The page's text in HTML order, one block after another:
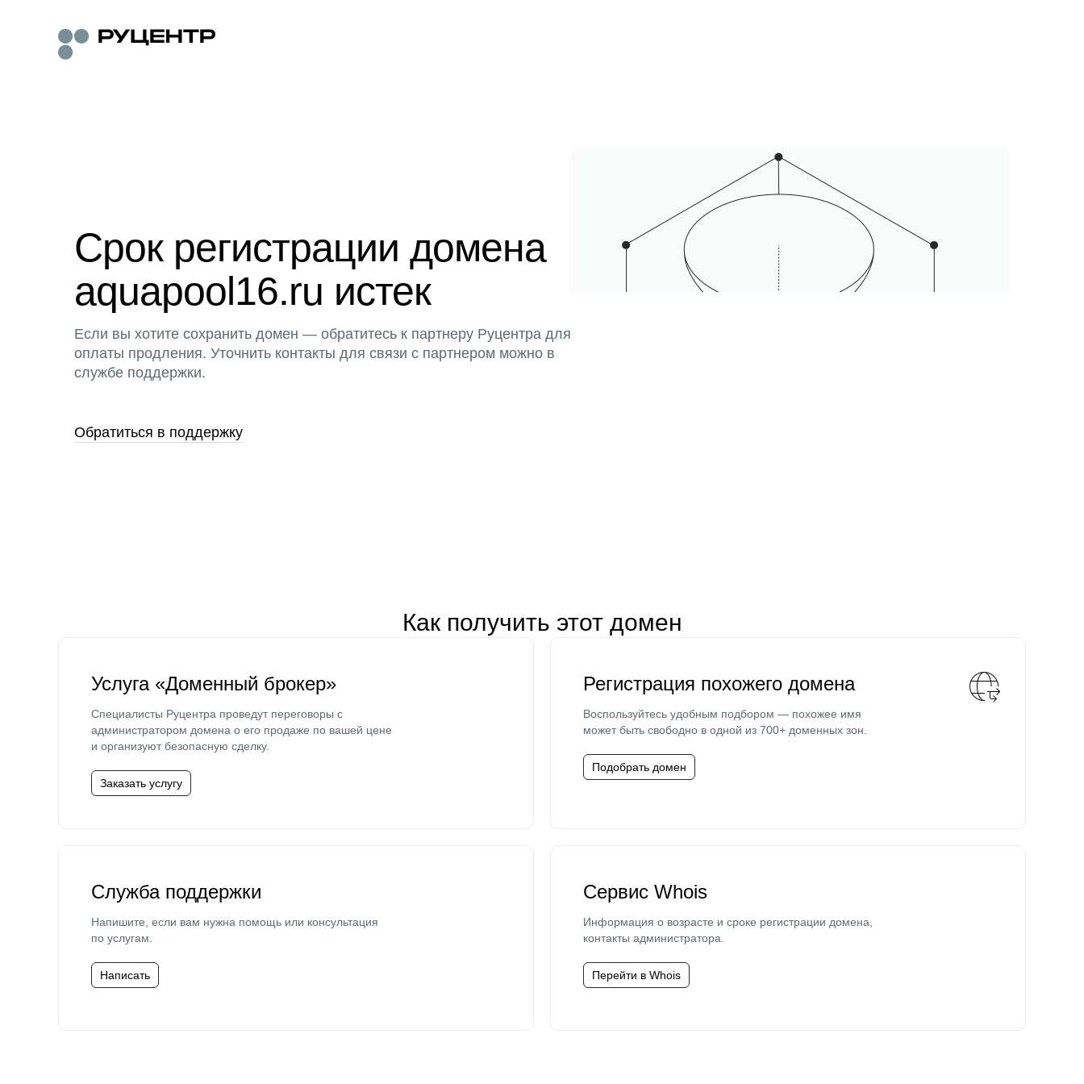
Срок регистрации домена
aquapool16.ru истек
Если вы хотите сохранить домен — обратитесь к партнеру Руцентра для
оплаты продления. Уточнить контакты для связи с партнером можно в
службе поддержки.
Обратиться в поддержку
Как получить этот домен
Услуга «Доменный брокер»
Специалисты Руцентра проведут переговоры с
администратором домена о его продаже по вашей цене
и организуют безопасную сделку.
Заказать услугу
Регистрация похожего домена
Воспользуйтесь удобным подбором — похожее имя
может быть свободно в одной из 700+ доменных зон.
Подобрать домен
Служба поддержки
Напишите, если вам нужна помощь или консультация
по услугам.
Написать
Сервис Whois
Информация о возрасте и сроке регистрации домена,
контакты администратора.
Перейти в Whois